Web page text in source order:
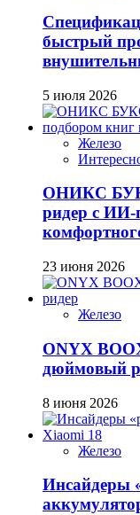
быстрый
5 июля 2026
Железо
ОНИКС
ридер с ИИ-
23 июня 2026
Железо
ONYX
дюймовый
8 июня 2026
Железо
Инсайдеры